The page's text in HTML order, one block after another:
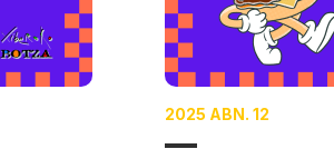
2025 ABN. 12